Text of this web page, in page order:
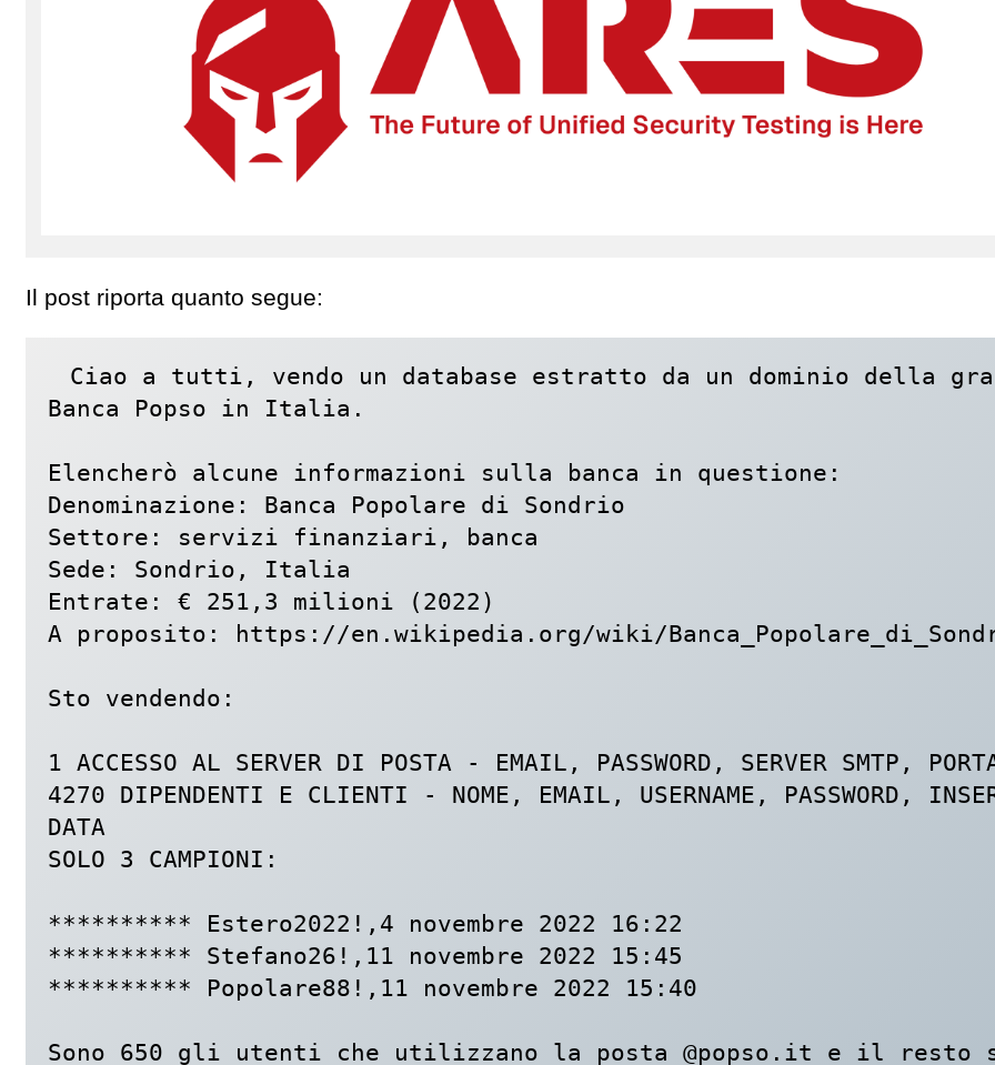
Il post riporta quanto segue:
Ciao a tutti, vendo un database estratto da un dominio della
Banca Popso in Italia.
Elencherò alcune informazioni sulla banca in questione:
Denominazione: Banca Popolare di Sondrio
Settore: servizi finanziari, banca
Sede: Sondrio, Italia
Entrate: € 251,3 milioni (2022)
A proposito: https://en.wikipedia.org/wiki/
Sto vendendo:
1 ACCESSO AL SERVER DI POSTA - EMAIL, PASSWORD, SERVER SMTP,
4270 DIPENDENTI E CLIENTI - NOME, EMAIL, USERNAME, PASSWORD,
DATA
SOLO 3 CAMPIONI:
********** Estero2022!,4 novembre 2022 16:22
********** Stefano26!,11 novembre 2022 15:45
********** Popolare88!,11 novembre 2022 15:40
Sono 650 gli utenti che utilizzano la posta @popso.it e il resto